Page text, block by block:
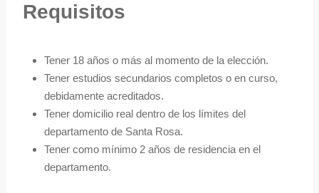
Requisitos
Tener 18 años o más al momento de la elección.
Tener estudios secundarios completos o en curso,
debidamente acreditados.
Tener domicilio real dentro de los límites del
departamento de Santa Rosa.
Tener como mínimo 2 años de residencia en el
departamento.